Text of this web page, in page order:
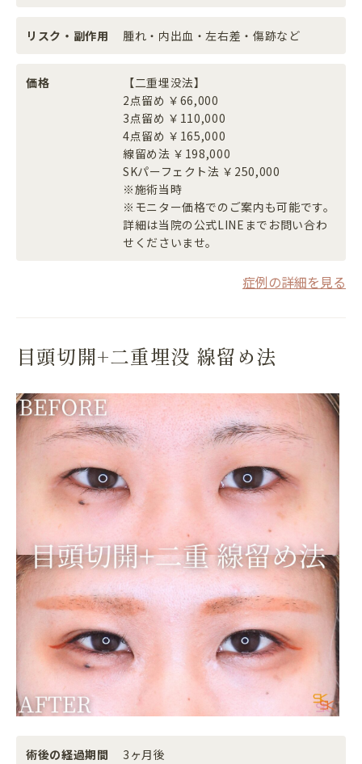
リスク・副作用 腫れ・内出血・左右差・傷跡など
価格
【二重埋没法】
2点留め ￥66,000
3点留め ￥110,000
4点留め ￥165,000
線留め法 ￥198,000
SKパーフェクト法 ￥250,000
※施術当時
※モニター価格でのご案内も可能です。
詳細は当院の公式LINEまでお問い合わ
せくださいませ。
症例の詳細を見る
目頭切開+二重埋没 線留め法
術後の経過期間 3ヶ月後